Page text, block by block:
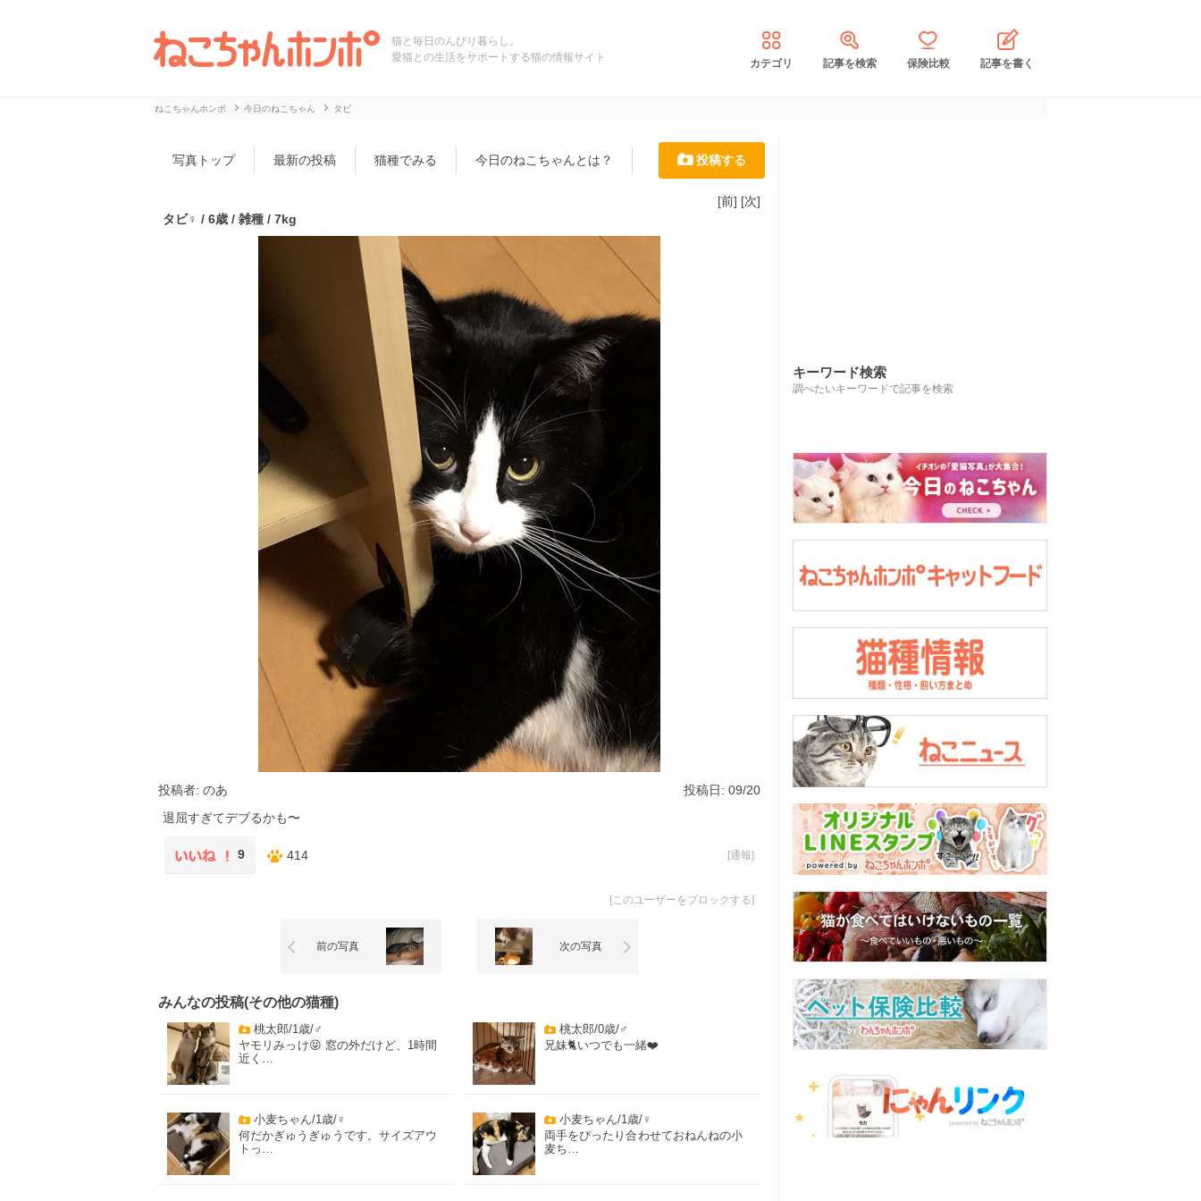
猫と毎日のんびり暮らし。
愛猫との生活をサポートする猫の情報サイト
カテゴリ 記事を検索 保険比較 記事を書く
ねこちゃんホンポ 今日のねこちゃん タビ
写真トップ 最新の投稿 猫種でみる 今日のねこちゃんとは？ 投稿する
[前] [次]
タビ♀ / 6歳 / 雑種 / 7kg
投稿者: のあ
投稿日: 09/20
退屈すぎてデブるかも〜
9 414 [通報]
[このユーザーをブロックする]
前の写真 次の写真
みんなの投稿(その他の猫種)
桃太郎/1歳/♂
ヤモリみっけ😝 窓の外だけど、1時間
近く…
桃太郎/0歳/♂
兄妹🐈いつでも一緒❤️
小麦ちゃん/1歳/♀
何だかぎゅうぎゅうです。サイズアウ
トっ…
小麦ちゃん/1歳/♀
両手をぴったり合わせておねんねの小
麦ち…
キーワード検索
調べたいキーワードで記事を検索